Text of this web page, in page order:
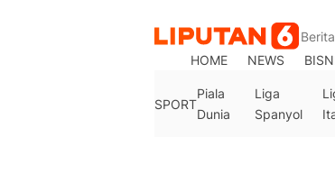
HOME
NEWS
SPORT
Piala
Dunia
Liga
Spanyol